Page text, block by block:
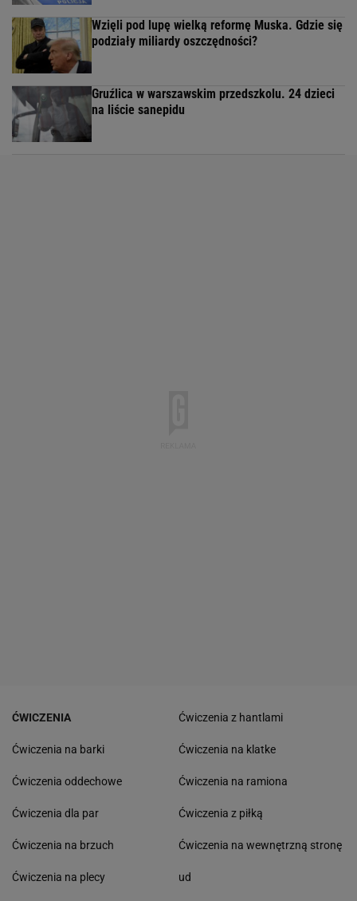
Wzięli pod lupę wielką reformę Muska. Gdzie się
podziały miliardy oszczędności?
Gruźlica w warszawskim przedszkolu. 24 dzieci
na liście sanepidu
ĆWICZENIA
Ćwiczenia na barki
Ćwiczenia oddechowe
Ćwiczenia dla par
Ćwiczenia na brzuch
Ćwiczenia na plecy
Ćwiczenia z hantlami
Ćwiczenia na klatke
Ćwiczenia na ramiona
Ćwiczenia z piłką
Ćwiczenia na wewnętrzną stronę
ud